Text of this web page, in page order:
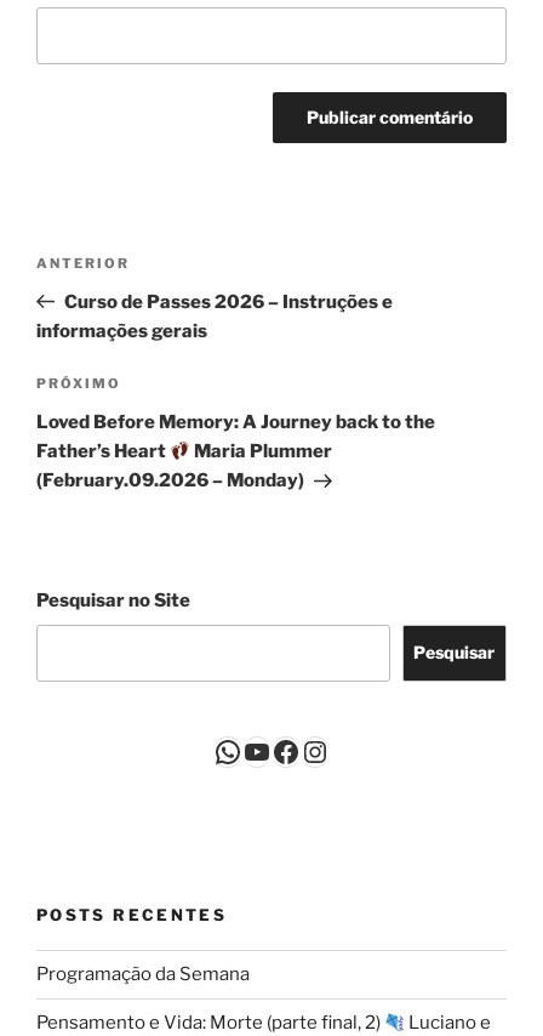
Post
Post
anterior
ANTERIOR
Curso de Passes 2026 – Instruções e
informações gerais
Próximo
post
PRÓXIMO
Loved Before Memory: A Journey back to the
Father’s Heart
Maria Plummer
(February.09.2026 – Monday)
Pesquisar no Site
Pesquisar
WhatsApp
Youtube
Facebook
Instagram
POSTS RECENTES
Programação da Semana
Pensamento e Vida: Morte (parte final, 2)
Luciano e